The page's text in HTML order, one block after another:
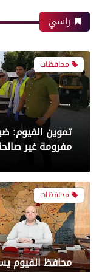
أبرز لقطات
فى الدورى
معرض صور
بعدسة الخبر
الأهلي
رياضة
بعدسة الخبر
الزمالك و شباب
راسي
من 210 درجة إلى 209
محافظات
مفرومة غير
محافظات
محافظ الفيوم